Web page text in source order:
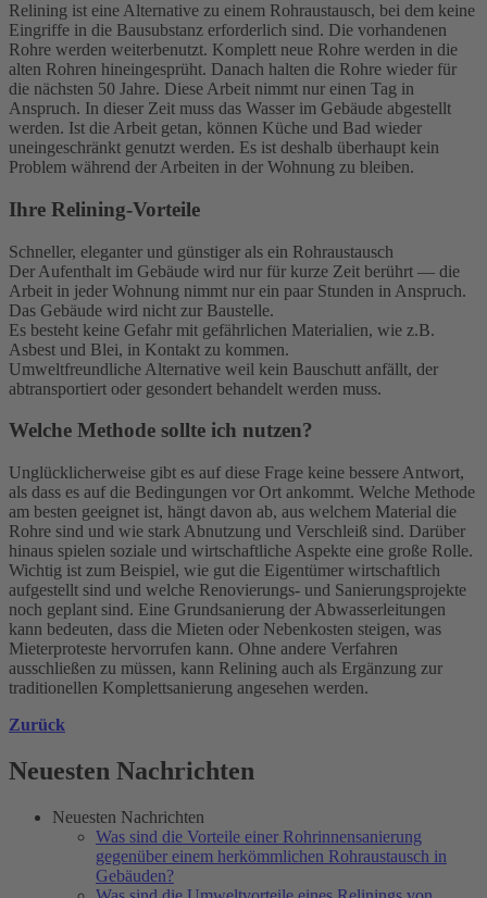
Relining ist eine Alternative zu einem Rohraustausch, bei dem keine
Eingriffe in die Bausubstanz erforderlich sind. Die vorhandenen
Rohre werden weiterbenutzt. Komplett neue Rohre werden in die
alten Rohren hineingesprüht. Danach halten die Rohre wieder für
die nächsten 50 Jahre. Diese Arbeit nimmt nur einen Tag in
Anspruch. In dieser Zeit muss das Wasser im Gebäude abgestellt
werden. Ist die Arbeit getan, können Küche und Bad wieder
uneingeschränkt genutzt werden. Es ist deshalb überhaupt kein
Problem während der Arbeiten in der Wohnung zu bleiben.
Ihre Relining-Vorteile
Schneller, eleganter und günstiger als ein Rohraustausch
Der Aufenthalt im Gebäude wird nur für kurze Zeit berührt — die
Arbeit in jeder Wohnung nimmt nur ein paar Stunden in Anspruch.
Das Gebäude wird nicht zur Baustelle.
Es besteht keine Gefahr mit gefährlichen Materialien, wie z.B.
Asbest und Blei, in Kontakt zu kommen.
Umweltfreundliche Alternative weil kein Bauschutt anfällt, der
abtransportiert oder gesondert behandelt werden muss.
Welche Methode sollte ich nutzen?
Unglücklicherweise gibt es auf diese Frage keine bessere Antwort,
als dass es auf die Bedingungen vor Ort ankommt. Welche Methode
am besten geeignet ist, hängt davon ab, aus welchem Material die
Rohre sind und wie stark Abnutzung und Verschleiß sind. Darüber
hinaus spielen soziale und wirtschaftliche Aspekte eine große Rolle.
Wichtig ist zum Beispiel, wie gut die Eigentümer wirtschaftlich
aufgestellt sind und welche Renovierungs- und Sanierungsprojekte
noch geplant sind. Eine Grundsanierung der Abwasserleitungen
kann bedeuten, dass die Mieten oder Nebenkosten steigen, was
Mieterproteste hervorrufen kann. Ohne andere Verfahren
ausschließen zu müssen, kann Relining auch als Ergänzung zur
traditionellen Komplettsanierung angesehen werden.
Zurück
Neuesten Nachrichten
Neuesten Nachrichten
Was sind die Vorteile einer Rohrinnensanierung
gegenüber einem herkömmlichen Rohraustausch in
Gebäuden?